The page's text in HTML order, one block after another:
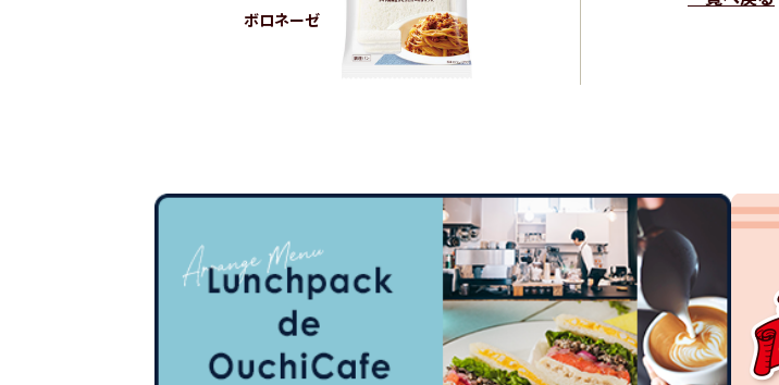
ボロネーゼ